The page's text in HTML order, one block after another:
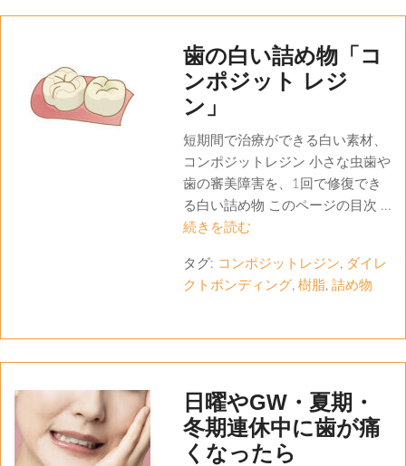
歯の白い詰め物「コ
ンポジット レジ
ン」
短期間で治療ができる白い素材、
コンポジットレジン 小さな虫歯や
歯の審美障害を、1回で修復でき
る白い詰め物 このページの目次 ...
続きを読む
タグ: コンポジットレジン, ダイレ
クトボンディング, 樹脂, 詰め物
日曜やGW・夏期・
冬期連休中に歯が痛
くなったら